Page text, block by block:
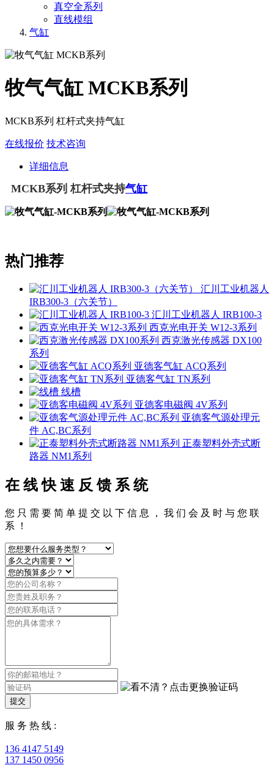
真空全系列
直线模组
气缸
牧气气缸 MCKB系列
MCKB系列 杠杆式夹持气缸
在线报价 技术咨询
详细信息
MCKB系列 杠杆式夹持气缸
热门推荐
汇川工业机器人
IRB300-3（六关节）
汇川工业机器人 IRB100-3
西克光电开关 W12-3系列
西克激光传感器 DX100
系列
亚德客气缸 ACQ系列
亚德客气缸 TN系列
线槽
亚德客电磁阀 4V系列
亚德客气源处理元
件 AC,BC系列
正泰塑料外壳式断
路器 NM1系列
在 线 快 速 反 馈 系 统
您 只 需 要 简 单 提 交 以 下 信 息 ， 我 们 会 及 时 与 您 联
系 ！
提交
服 务 热 线 :
136 4147 5149
137 1450 0956